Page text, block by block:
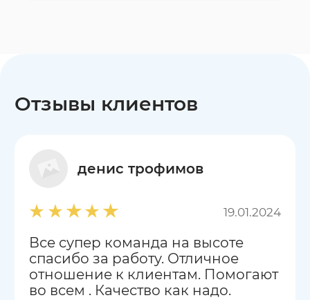
Отзывы клиентов
денис трофимов
19.01.2024
Все супер команда на высоте
спасибо за работу. Отличное
отношение к клиентам. Помогают
во всем . Качество как надо.